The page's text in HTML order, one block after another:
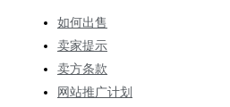
如何出售
卖家提示
卖方条款
网站推广计划